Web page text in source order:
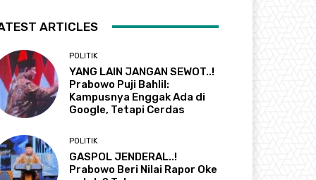
ARTICLES
POLITIK
YANG LAIN JANGAN SEWOT..!
Prabowo Puji Bahlil:
Kampusnya Enggak Ada di
Google, Tetapi Cerdas
POLITIK
GASPOL JENDERAL..!
Prabowo Beri Nilai Rapor Oke